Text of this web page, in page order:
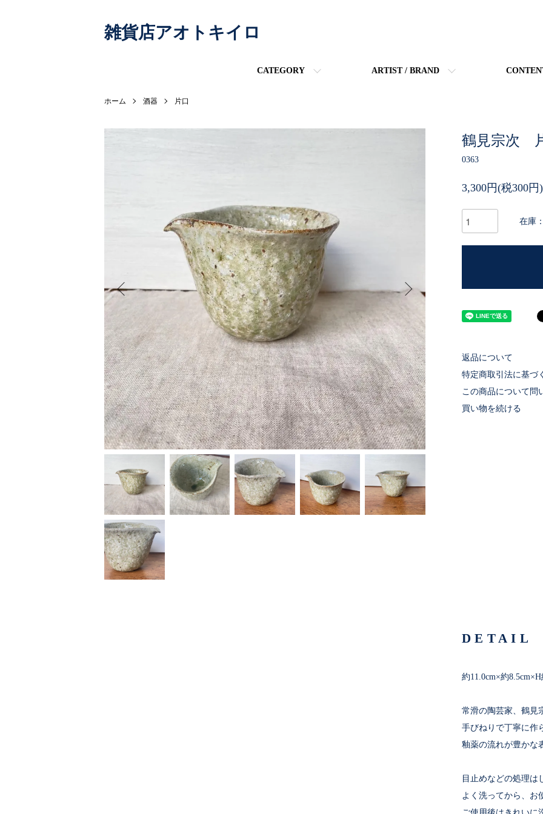
雑貨店アオトキイロ
CATEGORY ARTIST / BRAND
ホーム 酒器 片口
鶴見宗次
0363
3,300円(税300円)
在庫
返品について
特定商取引法に基づ
この商品について問
買い物を続ける
DETAIL
約11.0cm×約8.5cm×H
常滑の陶芸家、鶴見
手びねりで丁寧に作
釉薬の流れが豊かな
目止めなどの処理は
よく洗ってから、お